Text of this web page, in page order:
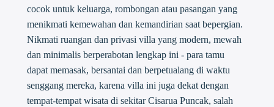
cocok untuk keluarga, rombongan atau pasangan yang
menikmati kemewahan dan kemandirian saat bepergian.
Nikmati ruangan dan privasi villa yang modern, mewah
dan minimalis berperabotan lengkap ini - para tamu
dapat memasak, bersantai dan berpetualang di waktu
senggang mereka, karena villa ini juga dekat dengan
tempat-tempat wisata di sekitar Cisarua Puncak, salah